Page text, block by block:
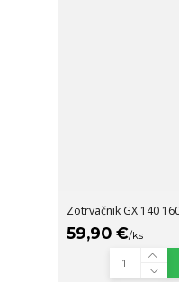
Zotrvačnik GX 140
59,90 €/ks